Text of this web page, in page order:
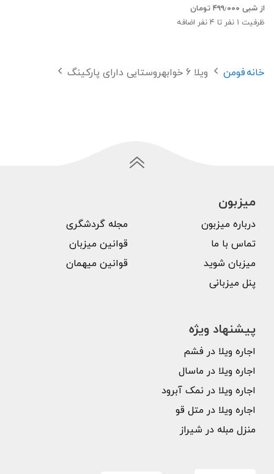
از شبی ۴۹۹٫۰۰۰ تومان
ظرفیت 1 نفر تا 4 نفر اضافه
خانهفومن ویلا 6 خوابهروستایی دارای پارکینگ
میزبون
درباره میزبون
تماس با ما
میزبان شوید
پنل میزبانی
مجله گردشگری
قوانین میزبان
قوانین میهمان
پیشنهاد ویژه
اجاره ویلا در فشم
اجاره ویلا در ماسال
اجاره ویلا در نمک آبرود
اجاره ویلا در متل قو
منزل مبله در شیراز